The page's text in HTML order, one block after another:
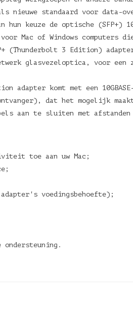
nieuwe standaard voor data-
keuze de optische (SFP+)
Mac of Windows
(Thunderbolt 3 Edition)
netwerk glasvezeloptica, voor
adapter komt met een
dat het mogelijk maakt
aan te sluiten met
toe aan uw Mac;
voedingsbehoefte);
ondersteuning.